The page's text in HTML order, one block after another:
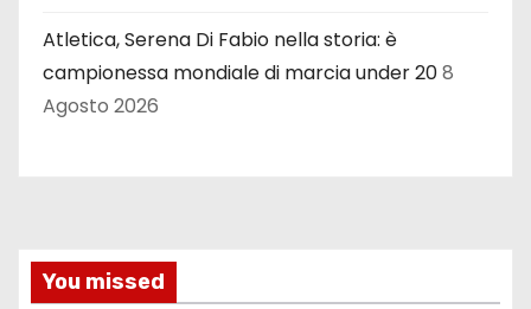
Atletica, Serena Di Fabio nella storia: è
campionessa mondiale di marcia under 208
Agosto 2026
You missed